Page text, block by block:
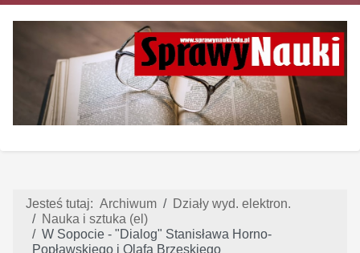
Jesteś tutaj: Archiwum
Działy wyd. elektron.
Nauka i sztuka (el)
W Sopocie - "Dialog" Stanisława Horno-
Popławskiego i Olafa Brzeskiego